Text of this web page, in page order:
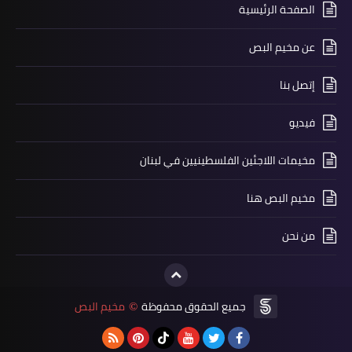
"اللجنة الدعوية" تنظم محاضرة عن
"الوسطية في الإسلام" في "الرشيدية"
الصفحة الرئيسية
عن مخيم البص
إتصل بنا
فيديو
مخيمات اللاجئين الفلسطينيين في لبنان
مخيم البص هنا
من نحن
جميع الحقوق محفوظة © مخيم البص